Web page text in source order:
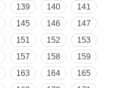
139 140
141
145 146
147
151 152
153
157 158
159
163 164
165